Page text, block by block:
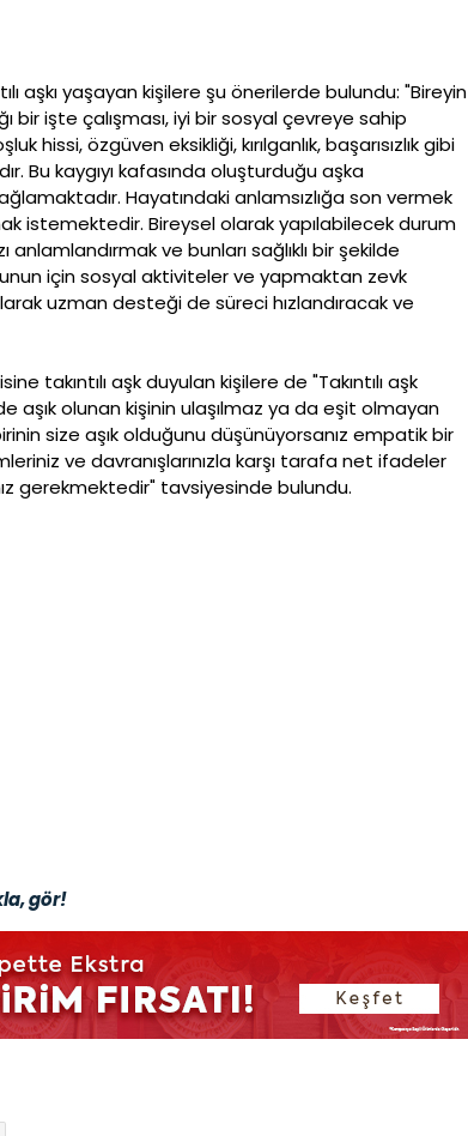
aşkı yaşayan kişilere şu önerilerde bulundu: "Bireyin
bir işte çalışması, iyi bir sosyal çevreye sahip
hissi, özgüven eksikliği, kırılganlık, başarısızlık gibi
Bu kaygıyı kafasında oluşturduğu aşka
Hayatındaki anlamsızlığa son vermek
istemektedir. Bireysel olarak yapılabilecek durum
anlamlandırmak ve bunları sağlıklı bir şekilde
için sosyal aktiviteler ve yapmaktan zevk
uzman desteği de süreci hızlandıracak ve
takıntılı aşk duyulan kişilere de "Takıntılı aşk
aşık olunan kişinin ulaşılmaz ya da eşit olmayan
size aşık olduğunu düşünüyorsanız empatik bir
ve davranışlarınızla karşı tarafa net ifadeler
gerekmektedir" tavsiyesinde bulundu.
gör!